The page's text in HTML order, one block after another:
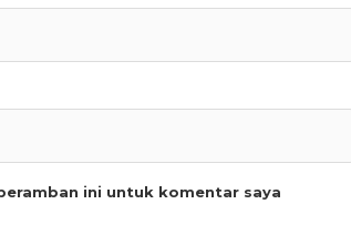
ini untuk komentar saya